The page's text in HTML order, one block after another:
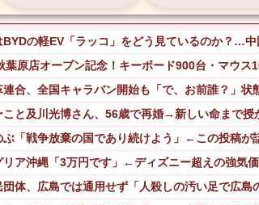
BYDの軽EV「ラッコ」をどう見ているのか？…中
葉原店オープン記念！キーボード900台・マウス
連合、全国キャラバン開始も「で、お前誰？」状
こと及川光博さん、56歳で再婚→新しい命まで授
ぶ「戦争放棄の国であり続けよう」←この投稿が
リア沖縄「3万円です」←ディズニー超えの強気
団体、広島では通用せず「人殺しの汚い足で広